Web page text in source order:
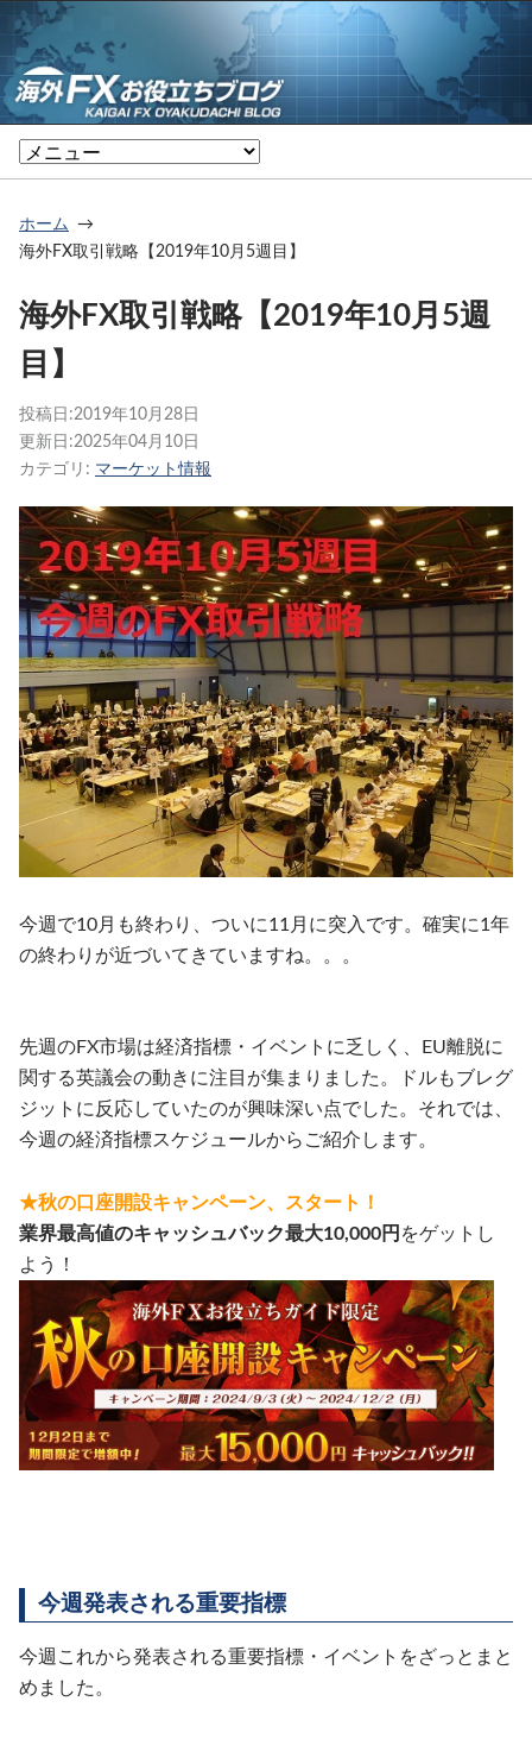
ホーム
海外FX取引戦略【2019年10月5週目】
海外FX取引戦略【2019年10月5週
目】
投稿日:2019年10月28日
更新日:2025年04月10日
カテゴリ: マーケット情報
今週で10月も終わり、ついに11月に突入です。確実に1年
の終わりが近づいてきていますね。。。
先週のFX市場は経済指標・イベントに乏しく、EU離脱に
関する英議会の動きに注目が集まりました。ドルもブレグ
ジットに反応していたのが興味深い点でした。それでは、
今週の経済指標スケジュールからご紹介します。
★秋の口座開設キャンペーン、スタート！
業界最高値のキャッシュバック最大10,000円 をゲットし
よう！
今週発表される重要指標
今週これから発表される重要指標・イベントをざっとまと
めました。